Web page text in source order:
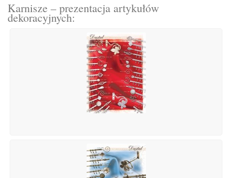
Karnisze – prezentacja artykułów
dekoracyjnych: